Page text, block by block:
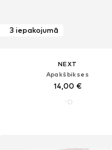
3 iepakojumā
NEXT
Apakšbikses
14,00 €